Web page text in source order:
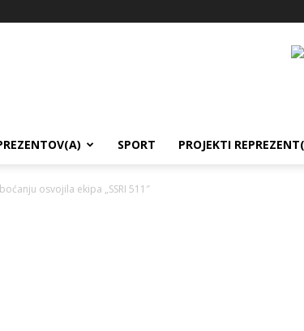
SPORT PROJEKTI
osvojila ekipa „SSRI 511″